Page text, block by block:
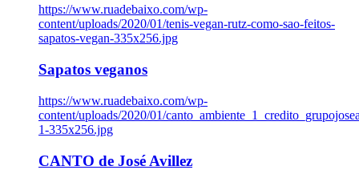
https://www.ruadebaixo.com/wp-
content/uploads/2020/01/tenis-vegan-rutz-como-sao-feitos-
sapatos-vegan-335x256.jpg
Sapatos veganos
https://www.ruadebaixo.com/wp-
content/uploads/2020/01/
1-335x256.jpg
CANTO de José Avillez